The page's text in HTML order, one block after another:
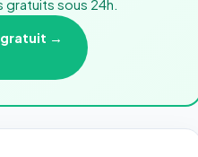
sous 24h.
gratuit →